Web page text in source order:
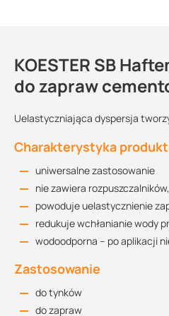
KOESTER SB
do zapraw
Uelastyczniająca dyspersja
Charakterystyka
uniwersalne zastosowanie
nie zawiera
powoduje uelastycznienie
redukuje wchłanianie wody
wodoodporna – po aplikacji
Zastosowanie
do tynków
do zapraw
opakowania
nie
Wielkość opakowania:
5 kg
Dodatkowe dane
zawartość substancji stałych:
wartość pH: 10,5÷11,5
lepkość: ok. 120 mPa·s
Kontakt